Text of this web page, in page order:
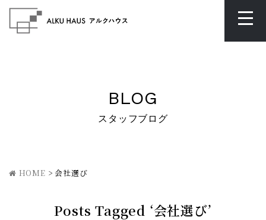
BLOG
スタッフブログ
HOME >会社選び
Posts Tagged ‘会社選び’